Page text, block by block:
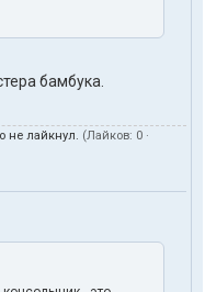
бамбука.
не лайкнул. (Лайков: 0 ·